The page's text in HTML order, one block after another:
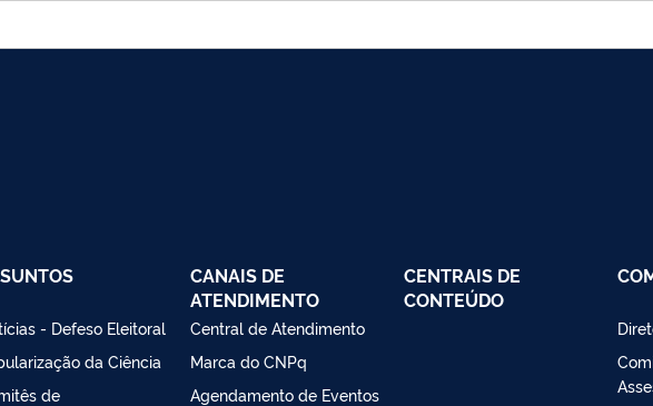
- Defeso Eleitoral
da Ciência
de
CANAIS DE
ATENDIMENTO
Central de Atendimento
Marca do CNPq
Agendamento de Eventos
CENTRAIS DE
CONTEÚDO